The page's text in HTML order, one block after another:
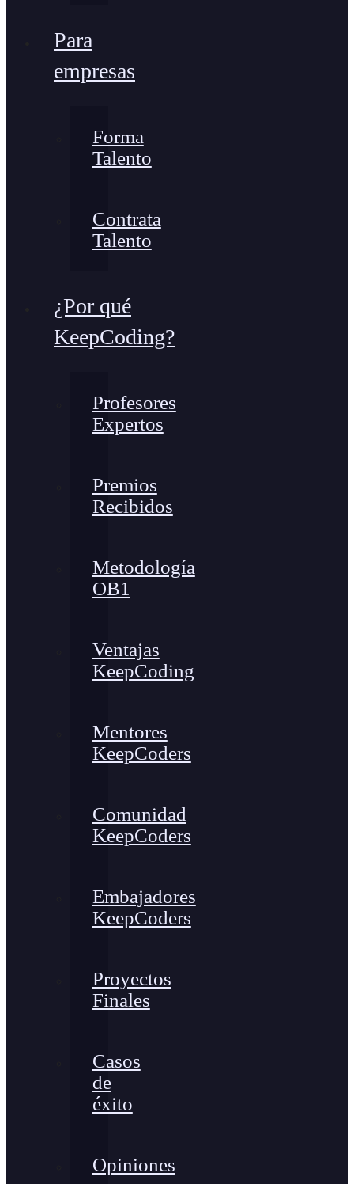
Para
empresas
Forma
Talento
Contrata
Talento
¿Por qué
KeepCoding?
Profesores
Expertos
Premios
Recibidos
Metodología
OB1
Ventajas
KeepCoding
Mentores
KeepCoders
Comunidad
KeepCoders
Embajadores
KeepCoders
Proyectos
Finales
Casos
de
éxito
Opiniones